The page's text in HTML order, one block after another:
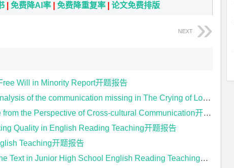
免费降AI率 免费降重复率 论文免费排版
NEXT
Will in Minority Report开题报告
of the communication missing in The Crying of Lot 49开题报告
the Perspective of Cross-cultural Communication开题报告
Quality in English Reading Teaching开题报告
Teaching开题报告
in Junior High School English Reading Teaching开题报告